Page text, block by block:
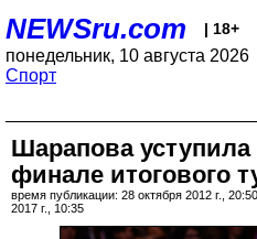
NEWSru.com | 18+
понедельник, 10 августа 2026
Спорт
Шарапова
финале итогового
время публикации: 28 октября 2012 г.,
2017 г., 10:35